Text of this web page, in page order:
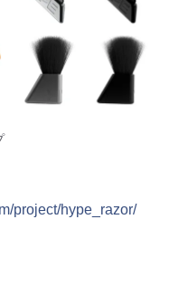
project/hype_razor/